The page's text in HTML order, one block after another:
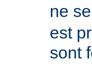
ne
est
sont